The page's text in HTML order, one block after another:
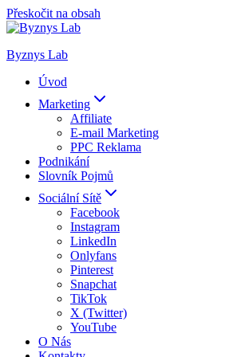
Přeskočit na obsah
Byznys Lab
Úvod
Marketing
Affiliate
E-mail Marketing
PPC Reklama
Podnikání
Slovník Pojmů
Sociální Sítě
Facebook
Instagram
LinkedIn
Onlyfans
Pinterest
Snapchat
TikTok
X (Twitter)
YouTube
O Nás